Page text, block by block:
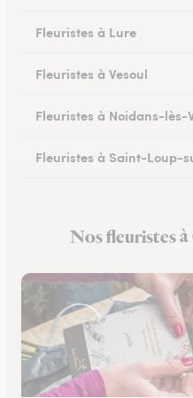
Fleuristes à Lure
Fleuristes à Vesoul
Fleuristes à Noidans-lès-
Fleuristes à Saint-Loup-
Fleuristes à Scey-sur-
Nos fleuristes